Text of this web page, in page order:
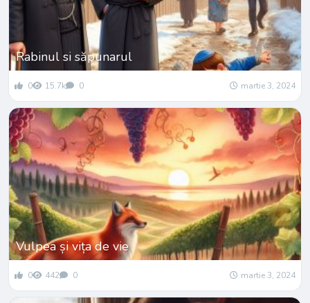
Rabinul si săpunarul
0 15.7k 0 martie 3, 2024
Vulpea și vița de vie
0 442 0 martie 3, 2024